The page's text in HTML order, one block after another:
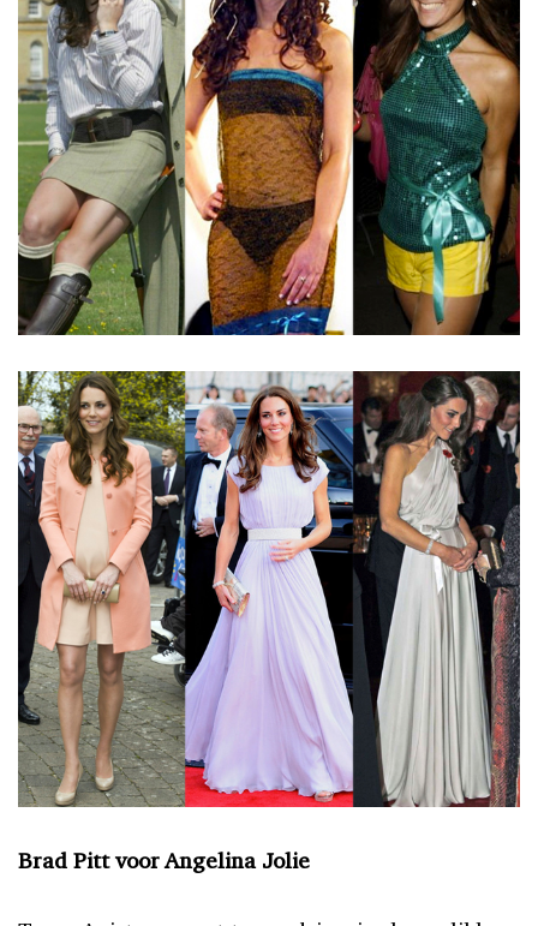
Brad Pitt voor Angelina Jolie